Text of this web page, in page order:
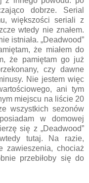
dobrze. Serial
większości seriali z
wtedy nie znałem.
istniała. „Deadwood”
że miałem do
że pamiętam go już
czy dawne
Nie jestem więc
ani tym
miejscu na liście 20
wszystkich sezonów
w domowej
się z „Deadwood”
tutaj. Na razie,
zawieszenia, chociaż
przebiłoby się do